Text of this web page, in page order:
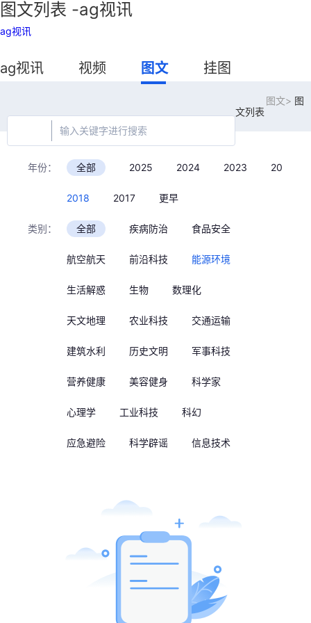
图文列表 -ag视讯
ag视讯
ag视讯 视频 图文 挂图
图文> 图
文列表
年份： 全部 2025 2024 2023 2022
2018 2017 更早
类别： 全部 疾病防治 食品安全
航空航天 前沿科技 能源环境
生活解惑 生物 数理化
天文地理 农业科技 交通运输
建筑水利 历史文明 军事科技
营养健康 美容健身 科学家
心理学 工业科技 科幻
应急避险 科学辟谣 信息技术